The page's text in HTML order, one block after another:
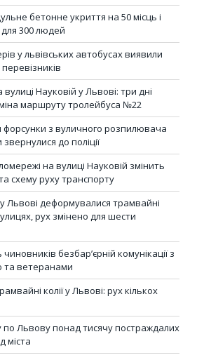
бетонне укриття на 50 місць і
300 людей
у львівських автобусах виявили
Науковій у Львові: три дні
маршруту тролейбуса №22
форсунки з вуличного розпилювача
до поліції
на вулиці Науковій змінить
схему руху транспорту
Львові деформувалися трамвайні
рух змінено для шести
безбар’єрній комунікації з
та ветеранами
колії у Львові: рух кількох
по Львову понад тисячу постраждалих
міста